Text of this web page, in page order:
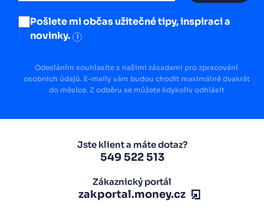
Pošlete mi občas užitečné tipy, inspiraci a
novinky.
i
Odesláním souhlasíte s našimi zásadami pro zpracování
osobních údajů. E-maily vám budou chodit maximálně dvakrát
do měsíce. Z odběru se můžete kdykoliv odhlásit
Jste klient a máte dotaz?
549 522 513
Zákaznický portál
zakportal.money.cz